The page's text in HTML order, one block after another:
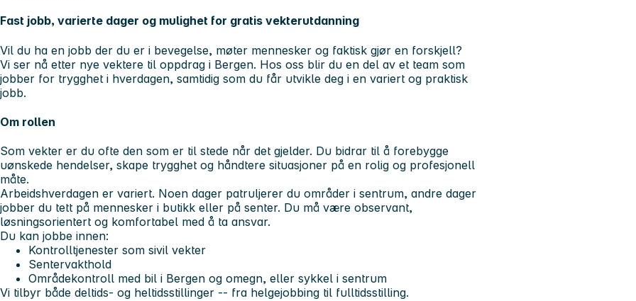
Fast jobb, varierte dager og mulighet for gratis vekterutdanning
Vil du ha en jobb der du er i bevegelse, møter mennesker og faktisk gjør en forskjell?
Vi ser nå etter nye vektere til oppdrag i Bergen. Hos oss blir du en del av et team som
jobber for trygghet i hverdagen, samtidig som du får utvikle deg i en variert og praktisk
jobb.
Om rollen
Som vekter er du ofte den som er til stede når det gjelder. Du bidrar til å forebygge
uønskede hendelser, skape trygghet og håndtere situasjoner på en rolig og profesjonell
måte.
Arbeidshverdagen er variert. Noen dager patruljerer du områder i sentrum, andre dager
jobber du tett på mennesker i butikk eller på senter. Du må være observant,
løsningsorientert og komfortabel med å ta ansvar.
Du kan jobbe innen:
Kontrolltjenester som sivil vekter
Sentervakthold
Områdekontroll med bil i Bergen og omegn, eller sykkel i sentrum
Vi tilbyr både deltids- og heltidsstillinger -- fra helgejobbing til fulltidsstilling.